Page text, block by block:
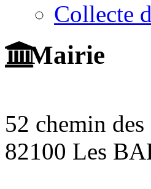
Collecte
Mairie
52 chemin
82100 Les